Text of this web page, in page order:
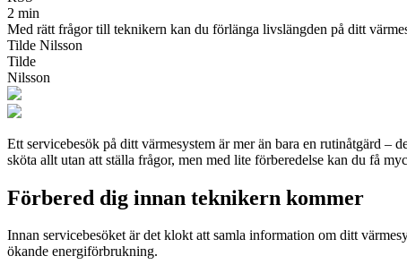
2 min
Med rätt frågor till teknikern kan du förlänga livslängden på ditt
Tilde Nilsson
Tilde
Nilsson
Ett servicebesök på ditt värmesystem är mer än bara en rutinåtgärd –
sköta allt utan att ställa frågor, men med lite förberedelse kan du få
Förbered dig innan teknikern kommer
Innan servicebesöket är det klokt att samla information om ditt
ökande energiförbrukning.